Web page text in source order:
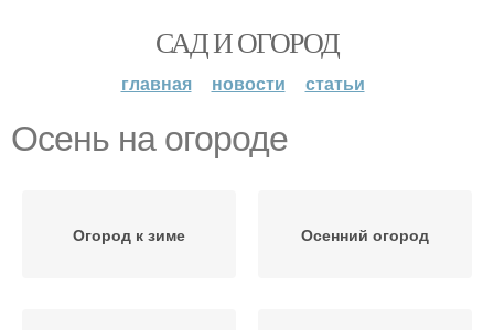
САД И ОГОРОД
главная новости статьи
Осень на огороде
Огород к зиме Осенний огород